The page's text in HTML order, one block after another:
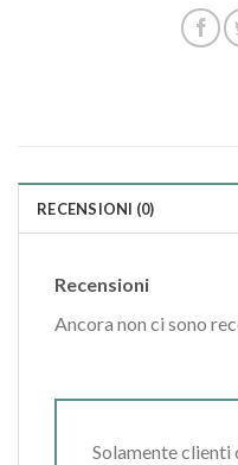
RECENSIONI (0)
Recensioni
Ancora non ci sono
Solamente clienti